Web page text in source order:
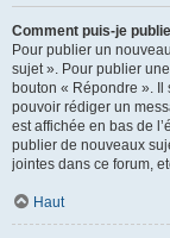
Comment puis-je
Pour publier un
sujet ». Pour publier
bouton « Répondre ». Il
pouvoir rédiger un
est affichée en bas de
publier de nouveaux
jointes dans ce forum,
Haut